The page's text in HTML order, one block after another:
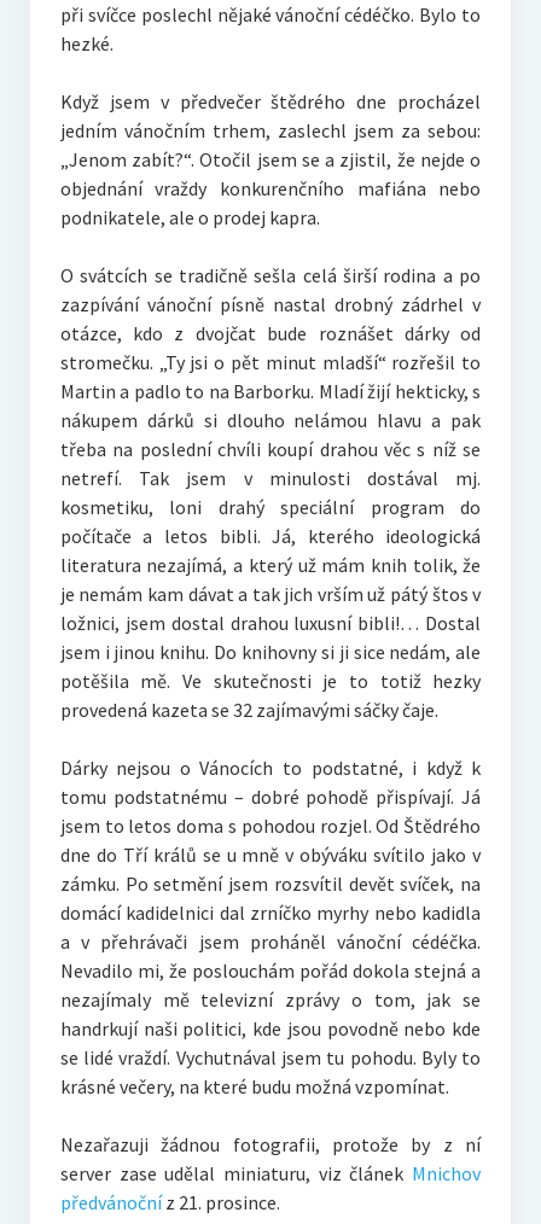
při svíčce poslechl nějaké vánoční cédéčko. Bylo to
hezké.
Když jsem v předvečer štědrého dne procházel
jedním vánočním trhem, zaslechl jsem za sebou:
„Jenom zabít?“. Otočil jsem se a zjistil, že nejde o
objednání vraždy konkurenčního mafiána nebo
podnikatele, ale o prodej kapra.
O svátcích se tradičně sešla celá širší rodina a po
zazpívání vánoční písně nastal drobný zádrhel v
otázce, kdo z dvojčat bude roznášet dárky od
stromečku. „Ty jsi o pět minut mladší“ rozřešil to
Martin a padlo to na Barborku. Mladí žijí hekticky, s
nákupem dárků si dlouho nelámou hlavu a pak
třeba na poslední chvíli koupí drahou věc s níž se
netrefí. Tak jsem v minulosti dostával mj.
kosmetiku, loni drahý speciální program do
počítače a letos bibli. Já, kterého ideologická
literatura nezajímá, a který už mám knih tolik, že
je nemám kam dávat a tak jich vrším už pátý štos v
ložnici, jsem dostal drahou luxusní bibli!… Dostal
jsem i jinou knihu. Do knihovny si ji sice nedám, ale
potěšila mě. Ve skutečnosti je to totiž hezky
provedená kazeta se 32 zajímavými sáčky čaje.
Dárky nejsou o Vánocích to podstatné, i když k
tomu podstatnému – dobré pohodě přispívají. Já
jsem to letos doma s pohodou rozjel. Od Štědrého
dne do Tří králů se u mně v obýváku svítilo jako v
zámku. Po setmění jsem rozsvítil devět svíček, na
domácí kadidelnici dal zrníčko myrhy nebo kadidla
a v přehrávači jsem proháněl vánoční cédéčka.
Nevadilo mi, že poslouchám pořád dokola stejná a
nezajímaly mě televizní zprávy o tom, jak se
handrkují naši politici, kde jsou povodně nebo kde
se lidé vraždí. Vychutnával jsem tu pohodu. Byly to
krásné večery, na které budu možná vzpomínat.
Nezařazuji žádnou fotografii, protože by z ní
server zase udělal miniaturu, viz článek Mnichov
předvánočníz 21. prosince.